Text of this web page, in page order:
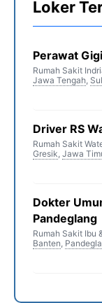
Loker
Perawat
Rumah Sakit
Jawa Tengah,
Driver RS
Rumah Sakit
Gresik, Jawa
Dokter
Pandeglang
Rumah Sakit Ibu
Banten,